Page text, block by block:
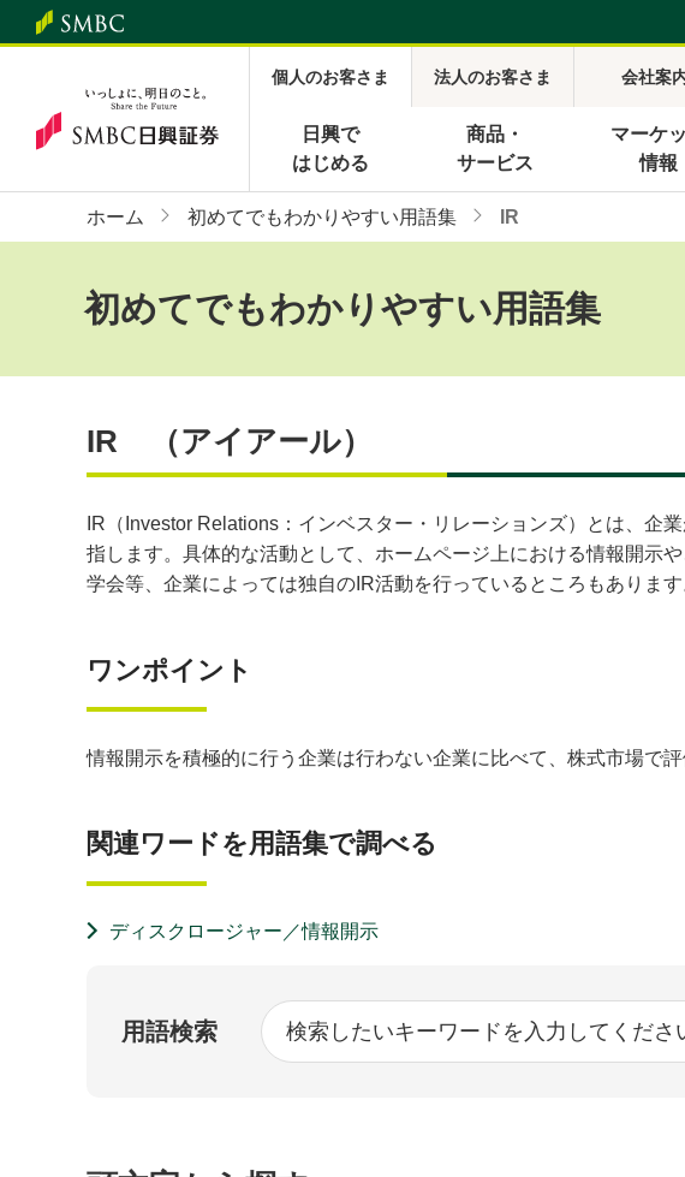
個人のお客さま 法人のお客さま 会社案
日興で
はじめる
商品・
サービス
マーケ
情報
ホーム 初めてでもわかりやすい用語集 IR
初めてでもわかりやすい用語集
IR （アイアール）
IR（Investor Relations：インベスター・リレーションズ）とは、企
指します。具体的な活動として、ホームページ上における情報開示
学会等、企業によっては独自のIR活動を行っているところもありま
ワンポイント
情報開示を積極的に行う企業は行わない企業に比べて、株式市場で
関連ワードを用語集で調べる
ディスクロージャー／情報開示
用語検索